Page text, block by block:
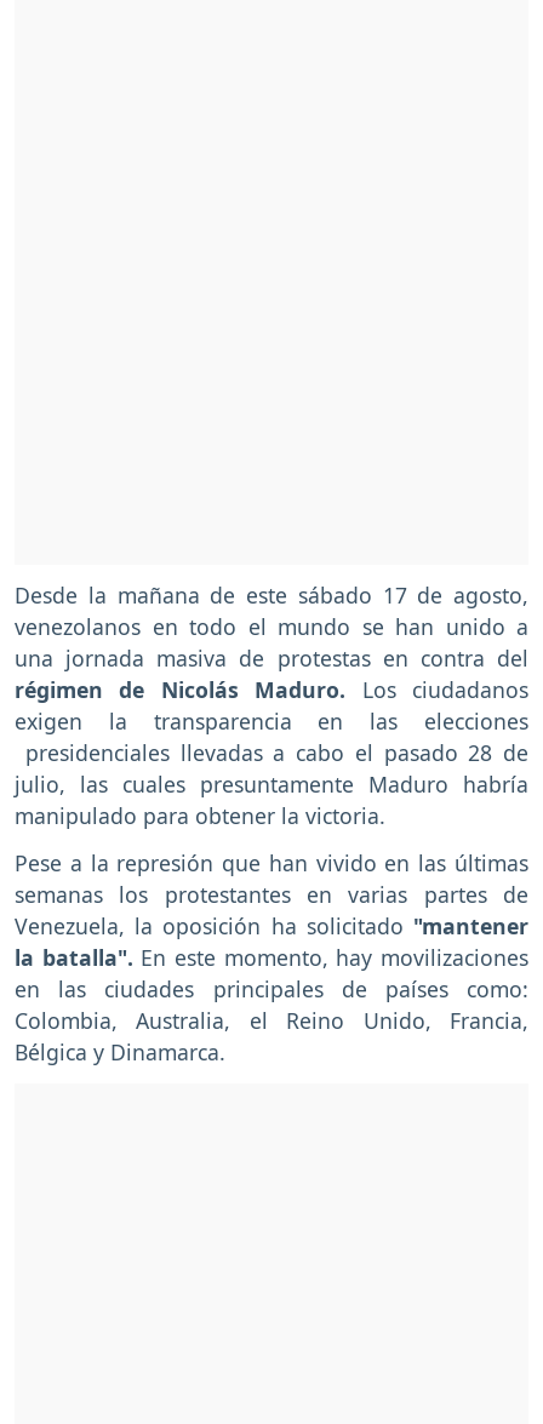
Desde la mañana de este sábado 17 de agosto,
venezolanos en todo el mundo se han unido a
una jornada masiva de protestas en contra del
régimen de Nicolás Maduro. Los ciudadanos
exigen la transparencia en las elecciones
presidenciales llevadas a cabo el pasado 28 de
julio, las cuales presuntamente Maduro habría
manipulado para obtener la victoria.
Pese a la represión que han vivido en las últimas
semanas los protestantes en varias partes de
Venezuela, la oposición ha solicitado "mantener
la batalla". En este momento, hay movilizaciones
en las ciudades principales de países como:
Colombia, Australia, el Reino Unido, Francia,
Bélgica y Dinamarca.